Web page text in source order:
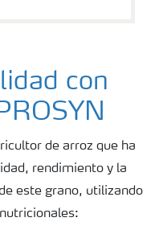
con
de arroz que ha
rendimiento y la
este grano, utilizando